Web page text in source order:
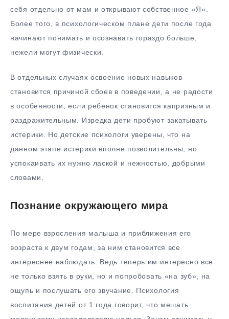
себя отдельно от мам и открывают собственное «Я».
Более того, в психологическом плане дети после года
начинают понимать и осознавать гораздо больше,
нежели могут физически.
В отдельных случаях освоение новых навыков
становится причиной сбоев в поведении, а не радости
в особенности, если ребенок становится капризным и
раздражительным. Изредка дети пробуют закатывать
истерики. Но детские психологи уверены, что на
данном этапе истерики вполне позволительны, но
успокаивать их нужно лаской и нежностью, добрыми
словами.
Познание окружающего мира
По мере взросления малыша и приближения его
возраста к двум годам, за ним становится все
интереснее наблюдать. Ведь теперь им интересно все
не только взять в руки, но и попробовать «на зуб», на
ощупь и послушать его звучание. Психология
воспитания детей от 1 года говорит, что мешать